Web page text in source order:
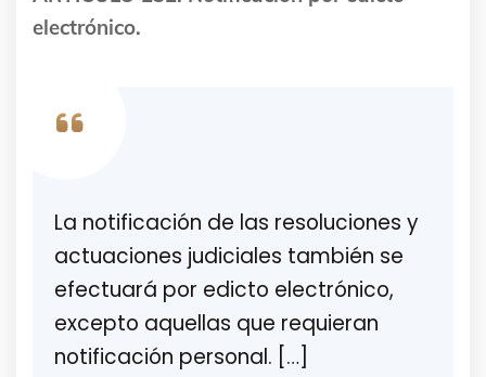
electrónico.
La notificación de las resoluciones y
actuaciones judiciales también se
efectuará por edicto electrónico,
excepto aquellas que requieran
notificación personal. […]